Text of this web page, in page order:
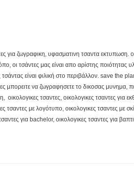
για ζωγραφικη, υφασματινη τσαντα
τσάντες μας είναι απο αρίστης ποιότητας
είναι φιλική στο περιβάλλον. save the
μπορειτε να ζωγραφησετε το δικοσας μυνημα,
τσαντες, οικολογικες τσαντες για
τσαντες με λογότυπο, οικολογικες τσαντες με
για bachelor, οικολογικες τσαντες για